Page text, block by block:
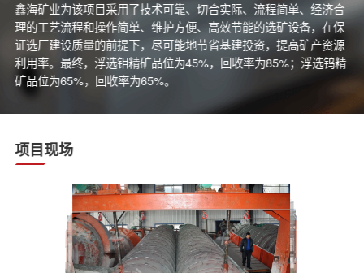
鑫海矿业为该项目采用了技术可靠、切合实际、流程简单、经济合
理的工艺流程和操作简单、维护方便、高效节能的选矿设备，在保
证选厂建设质量的前提下，尽可能地节省基建投资，提高矿产资源
利用率。最终，浮选钼精矿品位为45%，回收率为85%；浮选钨精
矿品位为65%，回收率为65%。
项目现场